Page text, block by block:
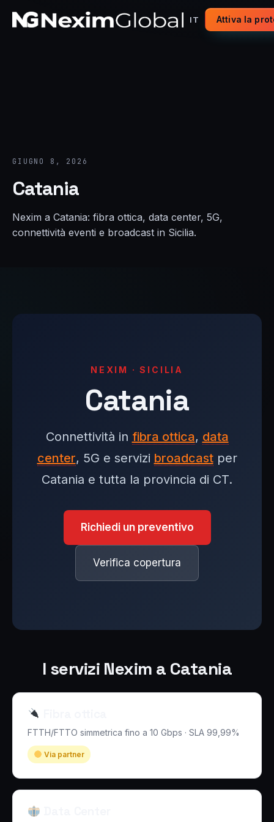
IT Attiva la
GIUGNO 8, 2026
Catania
Nexim a Catania: fibra ottica, data center, 5G,
connettività eventi e broadcast in Sicilia.
NEXIM · SICILIA
Catania
Connettività in fibra ottica, data
center, 5G e servizi broadcastper
Catania e tutta la provincia di CT.
Richiedi un preventivo
Verifica copertura
I servizi Nexim a Catania
FTTH/FTTO simmetrica fino a 10 Gbps · SLA 99,99%
Via partner